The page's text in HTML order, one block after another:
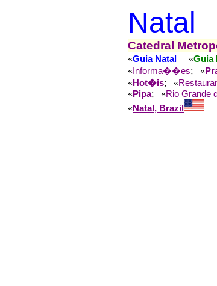
Natal
Catedral
«Guia Natal «Guia
« Informa��es; «
« Hot�is; «
« Pipa; «Rio Grande
«Natal, Brazil